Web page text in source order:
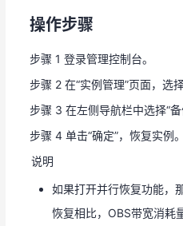
步骤 2 在“实例管理”页面，选
步骤 3 在左侧导航栏中选择“
步骤 4 单击“确定”，恢复实例
说明
如果打开并行恢复功能，
操作步骤
步骤 1 登录管理控制台。
步骤 2 在“实例管理”页面，选
步骤 3 在左侧导航栏中选择“备
步骤 4 单击“确定”，恢复实例。
说明
如果打开并行恢复功能，
恢复相比，OBS带宽消耗